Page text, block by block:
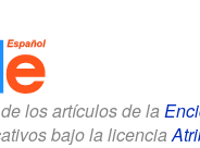
los artículos de la
bajo la licencia